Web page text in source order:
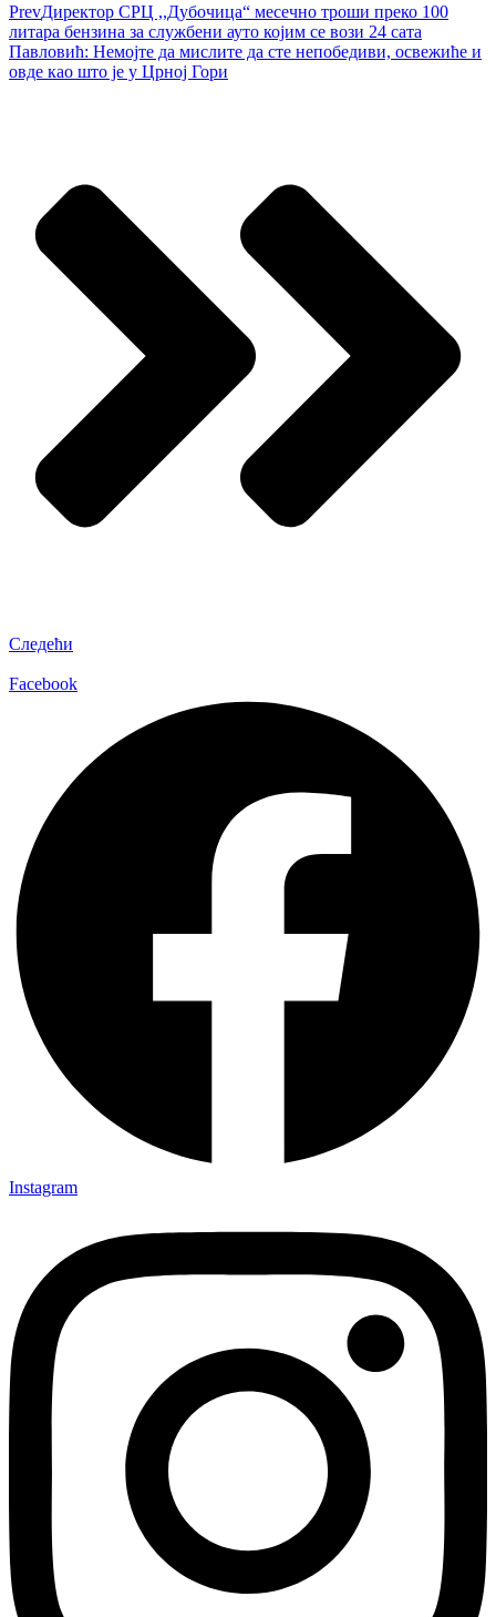
PrevДиректор СРЦ ,,Дубочица“ месечно троши преко 100
литара бензина за службени ауто којим се вози 24 сата
Павловић: Немојте да мислите да сте непобедиви, освежиће и
овде као што је у Црној Гори
Следећи
Facebook
Instagram